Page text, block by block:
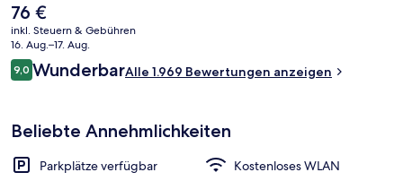
Der
aktuelle
Preis
beträgt
76 €.
76 €
inkl. Steuern & Gebühren
16. Aug.–17. Aug.
Bewertungen
9,09,0 von 10.
WunderbarAlle 1.969 Bewertungen anzeigen
Beliebte Annehmlichkeiten
Parkplätze verfügbar
Kostenloses WLAN